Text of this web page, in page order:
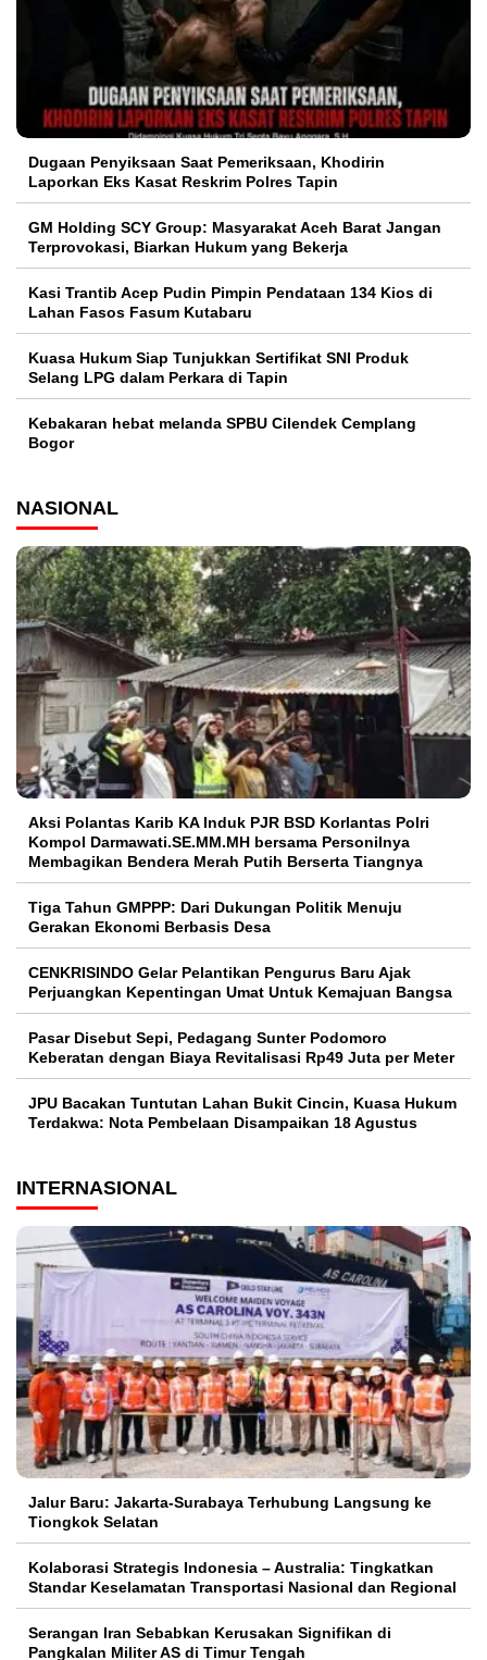
Dugaan Penyiksaan Saat Pemeriksaan, Khodirin
Laporkan Eks Kasat Reskrim Polres Tapin
GM Holding SCY Group: Masyarakat Aceh Barat Jangan
Terprovokasi, Biarkan Hukum yang Bekerja
Kasi Trantib Acep Pudin Pimpin Pendataan 134 Kios di
Lahan Fasos Fasum Kutabaru
Kuasa Hukum Siap Tunjukkan Sertifikat SNI Produk
Selang LPG dalam Perkara di Tapin
Kebakaran hebat melanda SPBU Cilendek Cemplang
Bogor
NASIONAL
Aksi Polantas Karib KA Induk PJR BSD Korlantas Polri
Kompol Darmawati.SE.MM.MH bersama Personilnya
Membagikan Bendera Merah Putih Berserta Tiangnya
Tiga Tahun GMPPP: Dari Dukungan Politik Menuju
Gerakan Ekonomi Berbasis Desa
CENKRISINDO Gelar Pelantikan Pengurus Baru Ajak
Perjuangkan Kepentingan Umat Untuk Kemajuan Bangsa
Pasar Disebut Sepi, Pedagang Sunter Podomoro
Keberatan dengan Biaya Revitalisasi Rp49 Juta per Meter
JPU Bacakan Tuntutan Lahan Bukit Cincin, Kuasa Hukum
Terdakwa: Nota Pembelaan Disampaikan 18 Agustus
INTERNASIONAL
Jalur Baru: Jakarta-Surabaya Terhubung Langsung ke
Tiongkok Selatan
Kolaborasi Strategis Indonesia – Australia: Tingkatkan
Standar Keselamatan Transportasi Nasional dan Regional
Serangan Iran Sebabkan Kerusakan Signifikan di
Pangkalan Militer AS di Timur Tengah